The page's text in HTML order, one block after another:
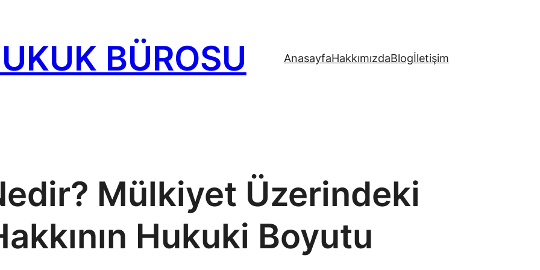
BÜROSU AnasayfaHakkımızdaBlogİletişim
Mülkiyet Üzerindeki
Hukuki Boyutu